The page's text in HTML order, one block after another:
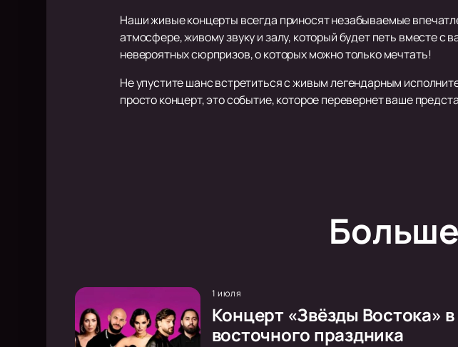
Наши живые концерты всегда приносят незабываемые
атмосфере, живому звуку и залу, который будет петь вместе
невероятных сюрпризов, о которых можно только мечтать!
Не упустите шанс встретиться с живым легендарным
просто концерт, это событие, которое перевернет ваше
1 июля
Концерт «Звёзды Востока»
восточного праздника